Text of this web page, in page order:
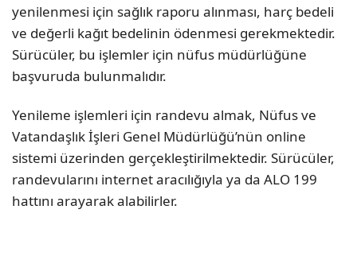
yenilenmesi için sağlık raporu alınması, harç bedeli
ve değerli kağıt bedelinin ödenmesi gerekmektedir.
Sürücüler, bu işlemler için nüfus müdürlüğüne
başvuruda bulunmalıdır.
Yenileme işlemleri için randevu almak, Nüfus ve
Vatandaşlık İşleri Genel Müdürlüğü’nün online
sistemi üzerinden gerçekleştirilmektedir. Sürücüler,
randevularını internet aracılığıyla ya da ALO 199
hattını arayarak alabilirler.